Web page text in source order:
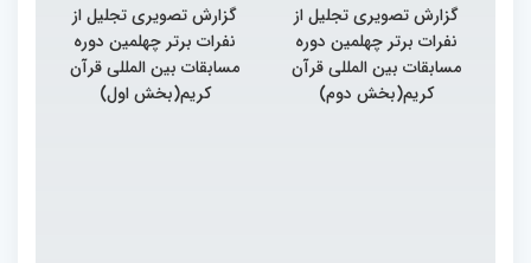
گزارش تصویری تجلیل از
نفرات برتر چهلمین دوره
مسابقات بین المللی قرآن
کریم(بخش دوم)
گزارش تصویری تجلیل از
نفرات برتر چهلمین دوره
مسابقات بین المللی قرآن
کریم(بخش اول)